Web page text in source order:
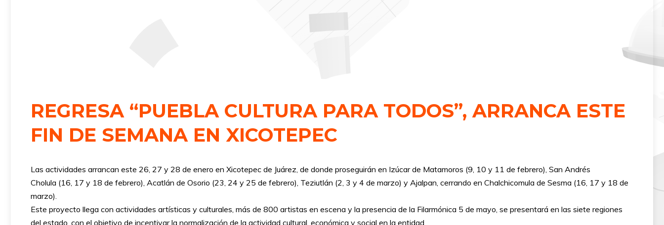
REGRESA “PUEBLA CULTURA PARA TODOS”, ARRANCA ESTE
FIN DE SEMANA EN XICOTEPEC
Las actividades arrancan este 26, 27 y 28 de enero en Xicotepec de Juárez, de donde proseguirán en Izúcar de Matamoros (9, 10 y 11 de febrero), San Andrés
Cholula (16, 17 y 18 de febrero), Acatlán de Osorio (23, 24 y 25 de febrero), Teziutlán (2, 3 y 4 de marzo) y Ajalpan, cerrando en Chalchicomula de Sesma (16, 17 y 18 de
marzo).
Este proyecto llega con actividades artísticas y culturales, más de 800 artistas en escena y la presencia de la Filarmónica 5 de mayo, se presentará en las siete regiones
del estado, con el objetivo de incentivar la normalización de la actividad cultural, económica y social en la entidad.